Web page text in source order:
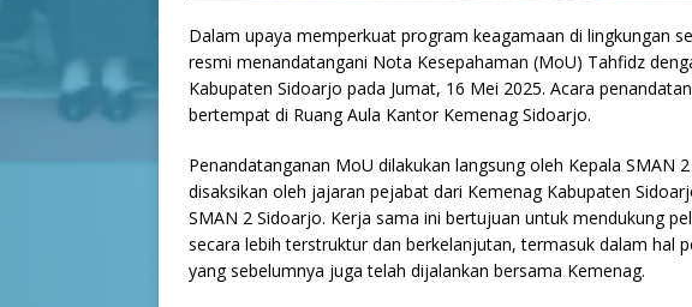
Dalam upaya memperkuat program keagamaan di lingkungan
resmi menandatangani Nota Kesepahaman (MoU) Tahfidz
Kabupaten Sidoarjo pada Jumat, 16 Mei 2025. Acara
bertempat di Ruang Aula Kantor Kemenag Sidoarjo.
Penandatanganan MoU dilakukan langsung oleh Kepala SMAN
disaksikan oleh jajaran pejabat dari Kemenag Kabupaten
SMAN 2 Sidoarjo. Kerja sama ini bertujuan untuk mendukung
secara lebih terstruktur dan berkelanjutan, termasuk dalam hal
yang sebelumnya juga telah dijalankan bersama Kemenag.